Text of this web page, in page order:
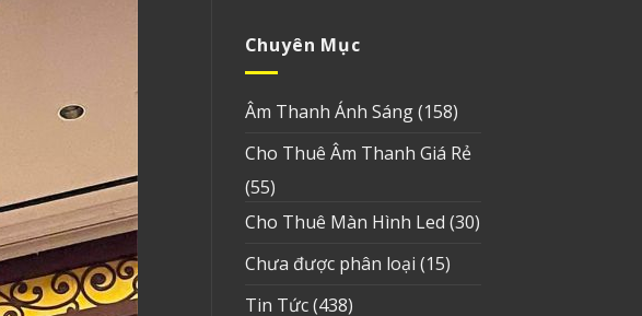
Chuyên Mục
Âm Thanh Ánh Sáng(158)
Cho Thuê Âm Thanh Giá Rẻ
(55)
Cho Thuê Màn Hình Led (30)
Chưa được phân loại (15)
Tin Tức(438)